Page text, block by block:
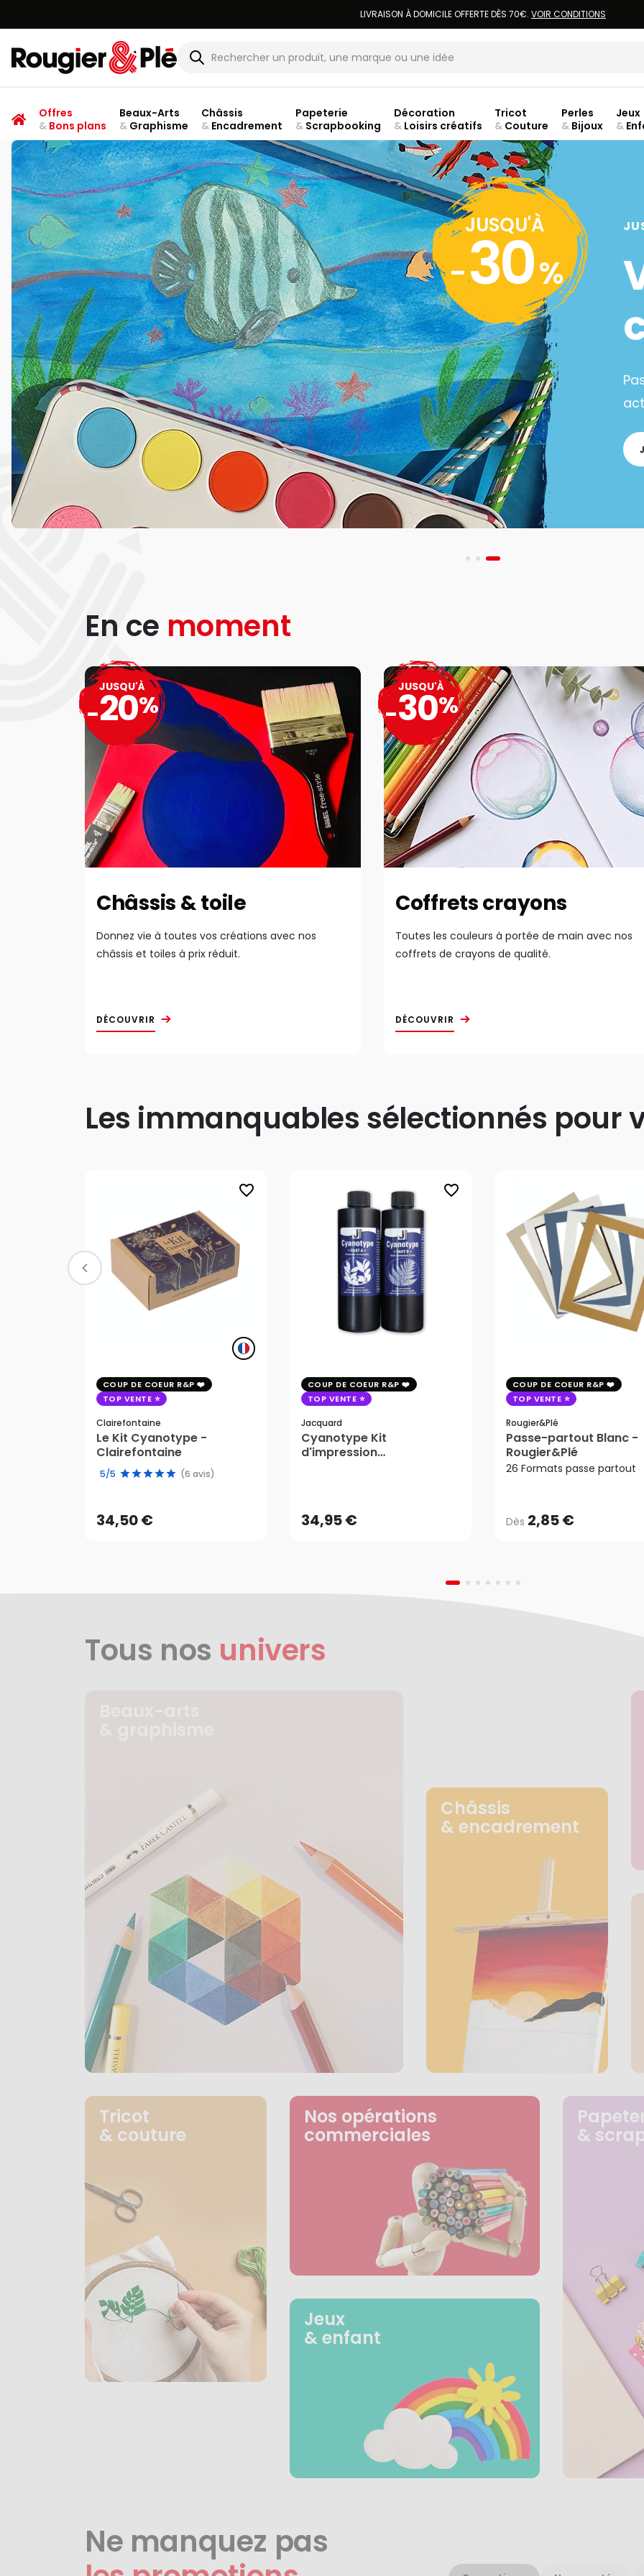
LIVRAISON À DOMICILE OFFERTE DÈS 70€. VOIR CONDITIONS
Rougier & Plé
Offres
&Bons plans
Beaux-Arts
&Graphisme
Châssis
&Encadrement
Papeterie
&Scrapbooking
Décoration
&Loisirs créatifs
Tricot
& Couture
Perles
& Bijoux
Jeux
&
JUSQU'À
-30%
En ce moment
Châssis & toile
Donnez vie à toutes vos créations avec nos
châssis et toiles à prix réduit.
DÉCOUVRIR
JUSQU'À
-20%
Coffrets crayons
Toutes les couleurs à portée de main avec nos
coffrets de crayons de qualité.
DÉCOUVRIR
JUSQU'À
-30%
Les immanquables sélectionnés pour
favorite_border
COUP DE COEUR R&P
TOP VENTE
Clairefontaine
Le Kit Cyanotype -
Clairefontaine
5/5 (6 avis)
34,50 €
34,50 €
AJOUTER AU PANIER
favorite_border
COUP DE COEUR R&P
TOP VENTE
Jacquard
Cyanotype Kit
d'impression
34,95 €AJOUTER AU PANIER
COUP DE COEUR R&P
TOP VENTE
Rougier&plé
Passe-partout Blanc -
Rougier&Plé
26 Formats passe partout
Dès 2,85 €
Dès2,85 €
Tous nos univers
Châssis
& encadrement
Tricot
& couture
Nos opérations
commerciales
Jeux
& enfant
&
Ne manquez pas